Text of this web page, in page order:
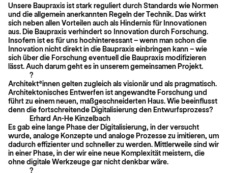
Unsere Baupraxis ist stark reguliert durch Standards wie Normen
und die allgemein anerkannten Regeln der Technik. Das wirkt
sich neben allen Vorteilen auch als Hindernis für Innovationen
aus. Die Baupraxis verhindert so Innovation durch Forschung.
Insofern ist es für uns hochinteressant – wenn man schon die
Innovation nicht direkt in die Baupraxis einbringen kann – wie
sich über die Forschung eventuell die Baupraxis modifizieren
lässt. Auch darum geht es in unserem gemeinsamen Projekt.
?
Architekt*innen gelten zugleich als visionär und als pragmatisch.
Architektonisches Entwerfen ist angewandte Forschung und
führt zu einem neuen, maßgeschneiderten Haus. Wie beeinflusst
denn die fortschreitende Digitalisierung den Entwurfsprozess?
Erhard An-He Kinzelbach
Es gab eine lange Phase der Digitalisierung, in der versucht
wurde, analoge Konzepte und analoge Prozesse zu imitieren, um
dadurch effizienter und schneller zu werden. Mittlerweile sind wir
in einer Phase, in der wir eine neue Komplexität meistern, die
ohne digitale Werkzeuge gar nicht denkbar wäre.
?